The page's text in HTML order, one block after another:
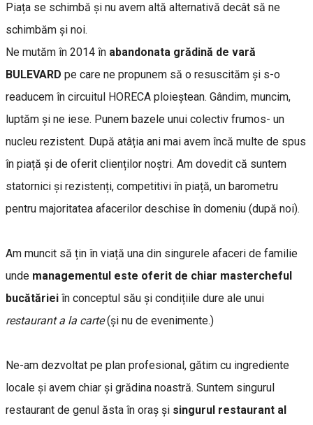
Piața se schimbă și nu avem altă alternativă decât să ne
schimbăm și noi.
Ne mutăm în 2014 în abandonata grădină de vară
BULEVARD pe care ne propunem să o resuscităm și s-o
readucem în circuitul HORECA ploieștean. Gândim, muncim,
luptăm și ne iese. Punem bazele unui colectiv frumos- un
nucleu rezistent. După atâția ani mai avem încă multe de spus
în piață și de oferit clienților noștri. Am dovedit că suntem
statornici și rezistenți, competitivi în piață, un barometru
pentru majoritatea afacerilor deschise în domeniu (după noi).
Am muncit să țin în viață una din singurele afaceri de familie
unde managementul este oferit de chiar mastercheful
bucătăriei în conceptul său și condițiile dure ale unui
restaurant a la carte(și nu de evenimente.)
Ne-am dezvoltat pe plan profesional, gătim cu ingrediente
locale și avem chiar și grădina noastră. Suntem singurul
restaurant de genul ăsta în oraș și singurul restaurant al